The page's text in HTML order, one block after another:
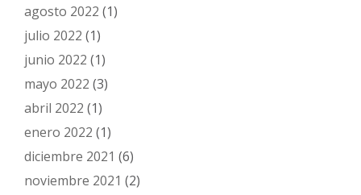
agosto 2022 (1)
julio 2022 (1)
junio 2022 (1)
mayo 2022 (3)
abril 2022 (1)
enero 2022 (1)
diciembre 2021 (6)
noviembre 2021 (2)